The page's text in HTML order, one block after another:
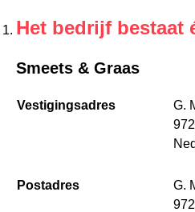
Het bedrijf bestaat
Smeets & Graas
Vestigingsadres
G.
Postadres
G.